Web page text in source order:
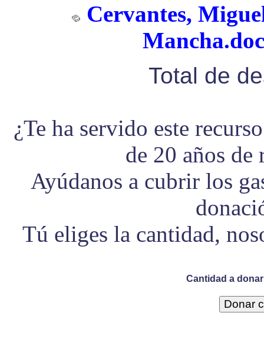
Cervantes,
Total de
¿Te ha servido este
de 20 años
Ayúdanos a cubrir los
Tú eliges la cantidad,
Cantidad a